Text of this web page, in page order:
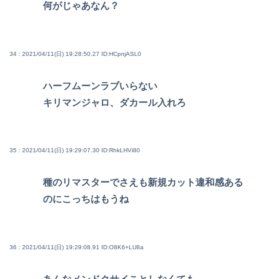
何がじゃあなん？
34 : 2021/04/11(日) 19:28:50.27 ID:HCpnjASL0
ハーフムーンラブいらない
キリマンジャロ、ダカール入れろ
35 : 2021/04/11(日) 19:29:07.30 ID:RhkLHVi80
種のリマスターでさえも新規カット違和感ある
のにこっちはもうね
36 : 2021/04/11(日) 19:29:08.91 ID:O8K6+LU8a